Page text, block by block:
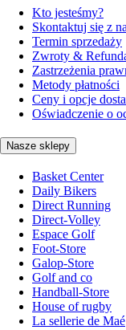
Kto jesteśmy?
Skontaktuj się z
Termin sprzedaży
Zwroty &
Zastrzeżenia
Metody płatności
Ceny i opcje
Oświadczenie o
Nasze sklepy
Basket Center
Daily Bikers
Direct Running
Direct-Volley
Espace Golf
Foot-Store
Galop-Store
Golf and co
Handball-Store
House of rugby
La sellerie de Maé